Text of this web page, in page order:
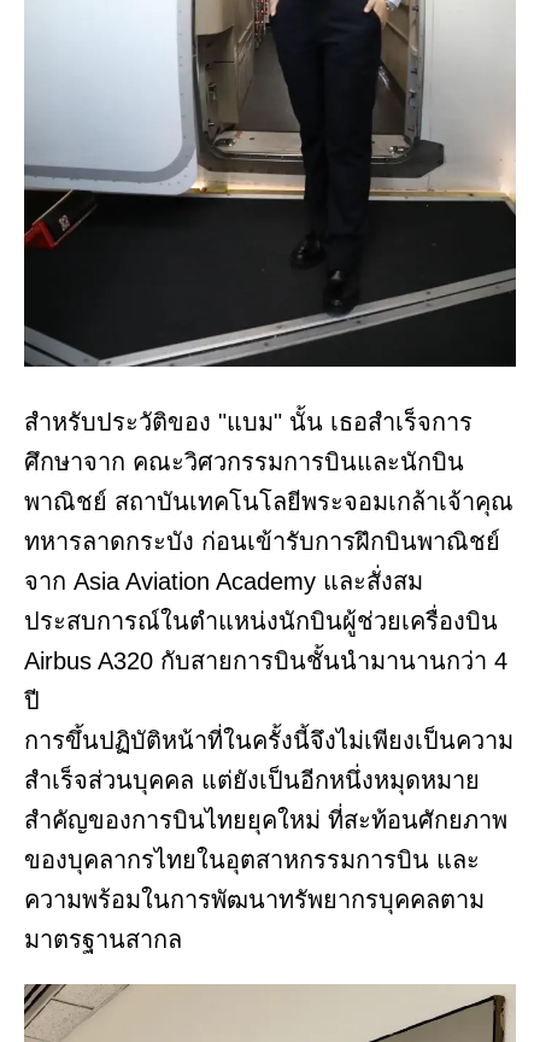
สำหรับประวัติของ "แบม" นั้น เธอสำเร็จการ
ศึกษาจาก คณะวิศวกรรมการบินและนักบิน
พาณิชย์ สถาบันเทคโนโลยีพระจอมเกล้าเจ้าคุณ
ทหารลาดกระบัง ก่อนเข้ารับการฝึกบินพาณิชย์
จาก Asia Aviation Academy และสั่งสม
ประสบการณ์ในตำแหน่งนักบินผู้ช่วยเครื่องบิน
Airbus A320 กับสายการบินชั้นนำมานานกว่า 4
ปี
การขึ้นปฏิบัติหน้าที่ในครั้งนี้จึงไม่เพียงเป็นความ
สำเร็จส่วนบุคคล แต่ยังเป็นอีกหนึ่งหมุดหมาย
สำคัญของการบินไทยยุคใหม่ ที่สะท้อนศักยภาพ
ของบุคลากรไทยในอุตสาหกรรมการบิน และ
ความพร้อมในการพัฒนาทรัพยากรบุคคลตาม
มาตรฐานสากล